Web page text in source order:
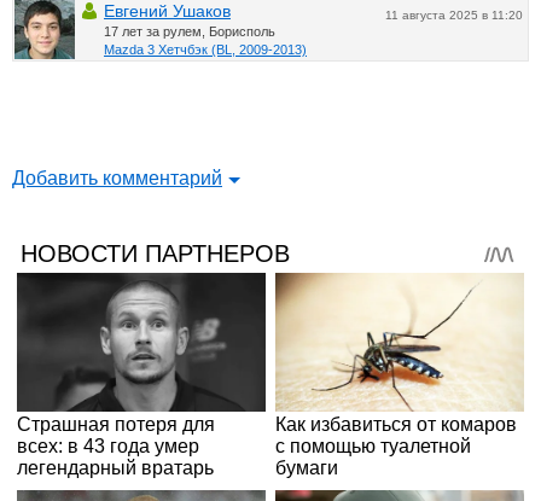
11 августа 2025 в 11:20
Евгений Ушаков
17 лет за рулем, Борисполь
Mazda 3 Хетчбэк (BL, 2009-2013)
Добавить комментарий